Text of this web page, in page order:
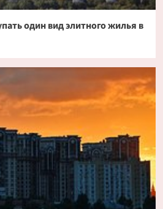
один вид элитного жилья в